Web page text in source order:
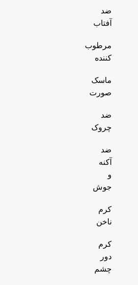
ضد
آفتاب
مرطوب
کننده
ماسک
صورت
ضد
چروک
ضد
آکنه
و
جوش
کرم
ناخن
کرم
دور
چشم